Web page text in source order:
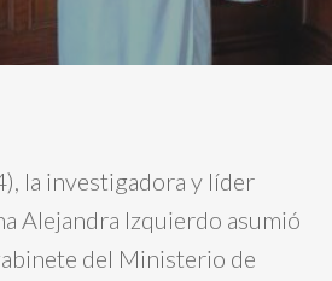
la investigadora y líder
Alejandra Izquierdo asumió
del Ministerio de